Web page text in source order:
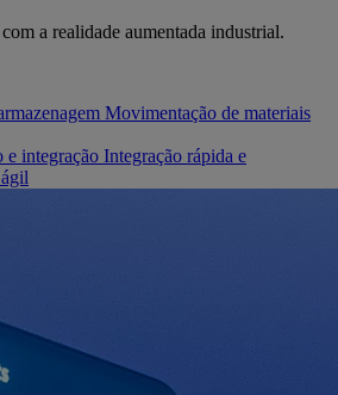
a realidade aumentada industrial.
Movimentação de materiais
e integração Integração rápida e